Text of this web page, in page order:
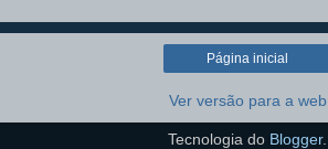
Página inicial
Ver versão para a web
Tecnologia do Blogger.